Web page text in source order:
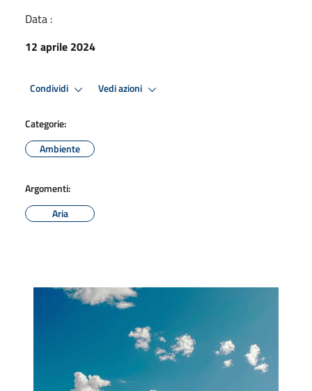
Data :
12 aprile 2024
Condividi Vedi azioni
Categorie:
Ambiente
Argomenti:
Aria